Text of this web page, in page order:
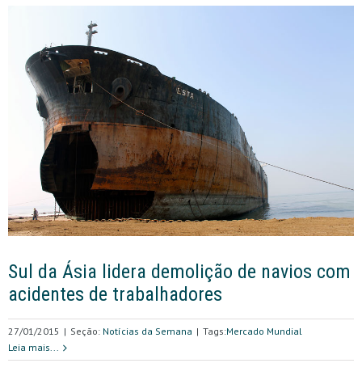
Sul da Ásia lidera demolição de navios com
acidentes de trabalhadores
27/01/2015 | Seção: Notícias da Semana | Tags:Mercado Mundial
Leia mais...